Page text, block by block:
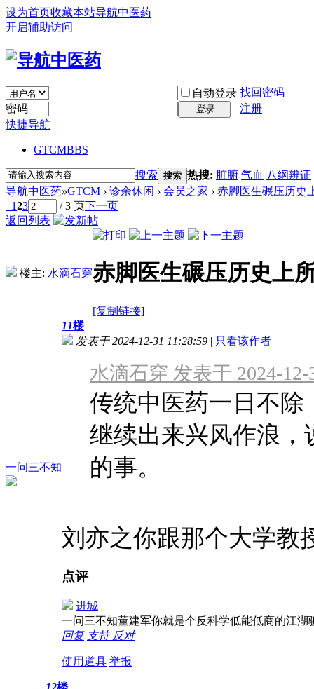
设为首页收藏本站导航中医药
开启辅助访问
自动登录 找回密码
密码
登录
注册
快捷导航
GTCMBBS
搜索 搜索 热搜: 脏腑 气血 八纲辨证
导航中医药»GTCM › 诊余休闲 › 会员之家 › 赤脚医生碾压历史
123 / 3 页下一页
返回列表
楼主: 水滴石穿赤脚医生碾压历史上
[复制链接]
一问三不知
11楼
发表于 2024-12-31 11:28:59 | 只看该作者
水滴石穿 发表于 2024-12-
传统中医药一日不
继续出来兴风作浪
的事。
刘亦之你跟那个大学教
点评
进城
一问三不知董建军你就是个反科学低能低商的江
回复 支持 反对
使用道具 举报